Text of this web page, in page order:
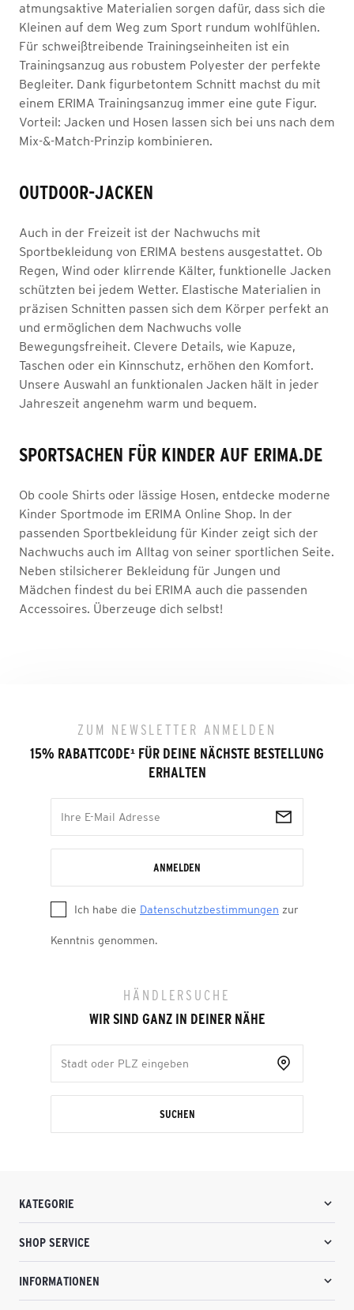
atmungsaktive Materialien sorgen dafür, dass sich die
Kleinen auf dem Weg zum Sport rundum wohlfühlen.
Für schweißtreibende Trainingseinheiten ist ein
Trainingsanzug aus robustem Polyester der perfekte
Begleiter. Dank figurbetontem Schnitt machst du mit
einem ERIMA Trainingsanzug immer eine gute Figur.
Vorteil: Jacken und Hosen lassen sich bei uns nach dem
Mix-&-Match-Prinzip kombinieren.
OUTDOOR-JACKEN
Auch in der Freizeit ist der Nachwuchs mit
Sportbekleidung von ERIMA bestens ausgestattet. Ob
Regen, Wind oder klirrende Kälter, funktionelle Jacken
schützten bei jedem Wetter. Elastische Materialien in
präzisen Schnitten passen sich dem Körper perfekt an
und ermöglichen dem Nachwuchs volle
Bewegungsfreiheit. Clevere Details, wie Kapuze,
Taschen oder ein Kinnschutz, erhöhen den Komfort.
Unsere Auswahl an funktionalen Jacken hält in jeder
Jahreszeit angenehm warm und bequem.
SPORTSACHEN FÜR KINDER AUF ERIMA.DE
Ob coole Shirts oder lässige Hosen, entdecke moderne
Kinder Sportmode im ERIMA Online Shop. In der
passenden Sportbekleidung für Kinder zeigt sich der
Nachwuchs auch im Alltag von seiner sportlichen Seite.
Neben stilsicherer Bekleidung für Jungen und
Mädchen findest du bei ERIMA auch die passenden
Accessoires. Überzeuge dich selbst!
ZUM NEWSLETTER ANMELDEN
15% RABATTCODE¹ FÜR DEINE NÄCHSTE BESTELLUNG
ERHALTEN
ANMELDEN
Ich habe die Datenschutzbestimmungen zur
Kenntnis genommen.
HÄNDLERSUCHE
WIR SIND GANZ IN DEINER NÄHE
SUCHEN
KATEGORIE
SHOP SERVICE
INFORMATIONEN